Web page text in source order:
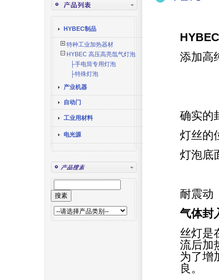
HYBEC制品
特种工业加热器材
HYBEC 高压高亮氙气灯泡
├手电筒专用灯泡
├特殊灯泡
产业机器
自动门
工业用材料
电光源
添加
确实
灯丝
灯泡
耐震
气体封
丝灯是
流后加
为了增
良。